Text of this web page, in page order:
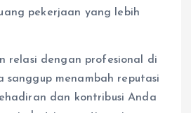
pekerjaan yang lebih
relasi dengan profesional di
menambah reputasi
dan kontribusi Anda